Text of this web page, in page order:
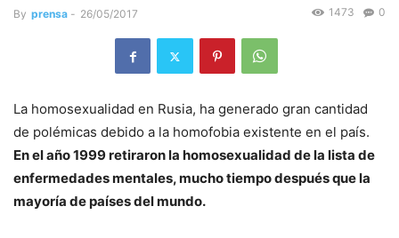
By prensa - 26/05/2017 0
1473
La homosexualidad en Rusia, ha generado gran cantidad
de polémicas debido a la homofobia existente en el país.
En el año 1999 retiraron la homosexualidad de la lista de
enfermedades mentales, mucho tiempo después que la
mayoría de países del mundo.